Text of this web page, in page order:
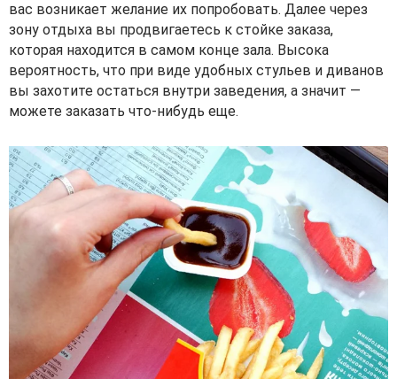
вас возникает желание их попробовать. Далее через
зону отдыха вы продвигаетесь к стойке заказа,
которая находится в самом конце зала. Высока
вероятность, что при виде удобных стульев и диванов
вы захотите остаться внутри заведения, а значит —
можете заказать что-нибудь еще.